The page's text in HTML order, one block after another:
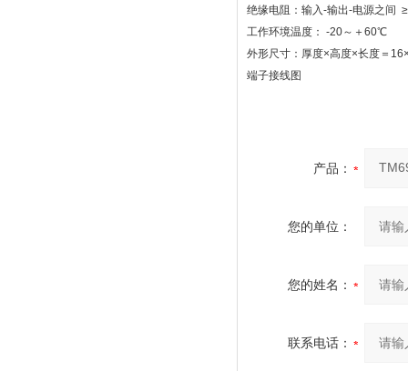
绝缘电阻：输入-输出-电源之间
工作环境温度： -20～＋60℃
外形尺寸：厚度×高度×长度＝
端子接线图
产品：
您的单位：
您的姓名：
联系电话：